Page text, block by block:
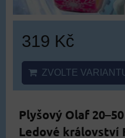
319 Kč
ZVOLTE
Plyšový Olaf
Ledové království